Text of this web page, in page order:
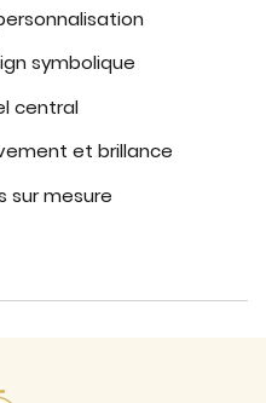
symbolique
central
et brillance
sur mesure